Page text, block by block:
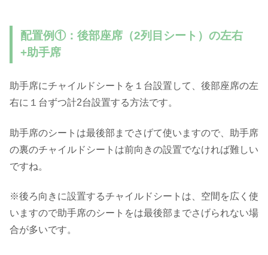
配置例①：後部座席（2列目シート）の左右
+助手席
助手席にチャイルドシートを１台設置して、後部座席の左
右に１台ずつ計2台設置する方法です。
助手席のシートは最後部までさげて使いますので、助手席
の裏のチャイルドシートは前向きの設置でなければ難しい
ですね。
※後ろ向きに設置するチャイルドシートは、空間を広く使
いますので助手席のシートをは最後部までさげられない場
合が多いです。